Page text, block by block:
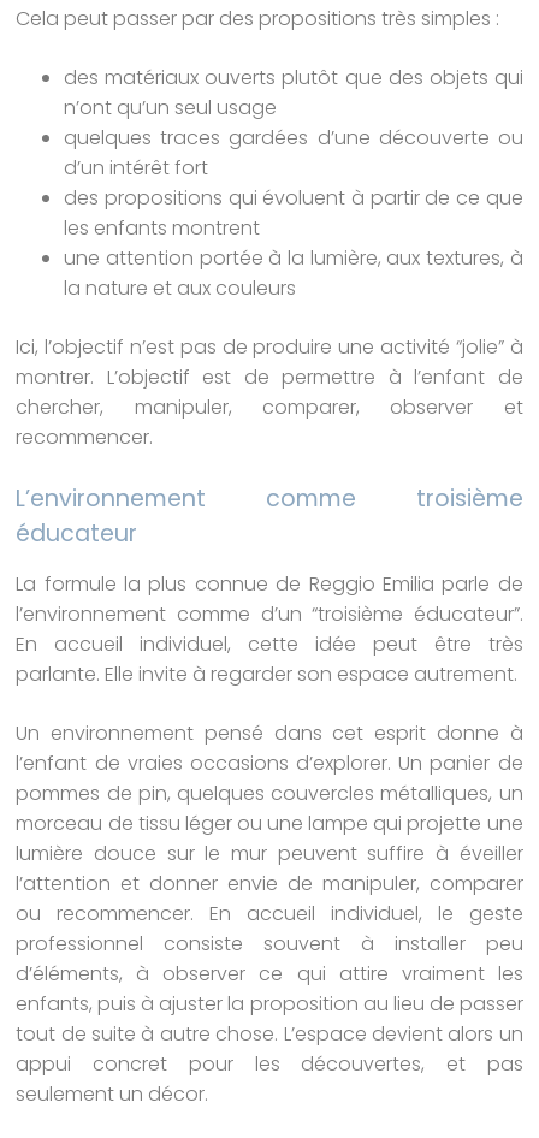
Cela peut passer par des propositions très simples :
des matériaux ouverts plutôt que des objets qui
n’ont qu’un seul usage
quelques traces gardées d’une découverte ou
d’un intérêt fort
des propositions qui évoluent à partir de ce que
les enfants montrent
une attention portée à la lumière, aux textures, à
la nature et aux couleurs
Ici, l’objectif n’est pas de produire une activité “jolie” à
montrer. L’objectif est de permettre à l’enfant de
chercher, manipuler, comparer, observer et
recommencer.
L’environnement comme troisième
éducateur
La formule la plus connue de Reggio Emilia parle de
l’environnement comme d’un “troisième éducateur”.
En accueil individuel, cette idée peut être très
parlante. Elle invite à regarder son espace autrement.
Un environnement pensé dans cet esprit donne à
l’enfant de vraies occasions d’explorer. Un panier de
pommes de pin, quelques couvercles métalliques, un
morceau de tissu léger ou une lampe qui projette une
lumière douce sur le mur peuvent suffire à éveiller
l’attention et donner envie de manipuler, comparer
ou recommencer. En accueil individuel, le geste
professionnel consiste souvent à installer peu
d’éléments, à observer ce qui attire vraiment les
enfants, puis à ajuster la proposition au lieu de passer
tout de suite à autre chose. L’espace devient alors un
appui concret pour les découvertes, et pas
seulement un décor.